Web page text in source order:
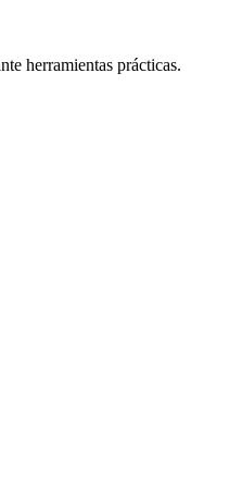
herramientas prácticas.